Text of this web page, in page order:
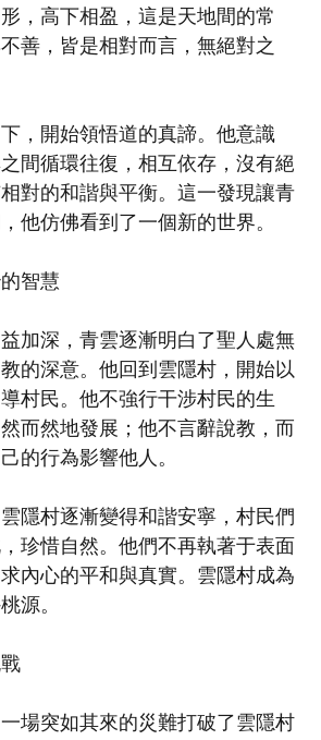
，高下相盈，這是天地間的常
善，皆是相對而言，無絕對之
，開始領悟道的真諦。他意識
間循環往復，相互依存，沒有絕
對的和諧與平衡。這一發現讓青
他仿佛看到了一個新的世界。
智慧
加深，青雲逐漸明白了聖人處無
的深意。他回到雲隱村，開始以
村民。他不強行干涉村民的生
而然地發展；他不言辭說教，而
的行為影響他人。
隱村逐漸變得和諧安寧，村民們
珍惜自然。他們不再執著于表面
內心的平和與真實。雲隱村成為
源。
場突如其來的災難打破了雲隱村